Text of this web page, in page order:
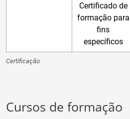
Certificação
Certificado de
formação para
fins
específicos
Cursos de formação